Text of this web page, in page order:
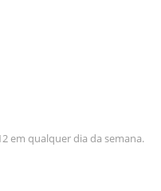
em qualquer dia da semana.